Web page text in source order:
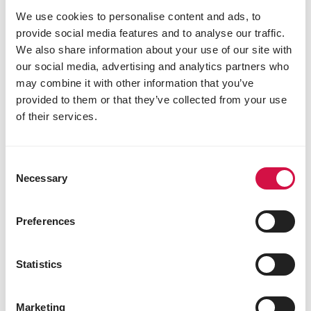
We use cookies to personalise content and ads, to
provide social media features and to analyse our traffic.
We also share information about your use of our site with
our social media, advertising and analytics partners who
may combine it with other information that you’ve
provided to them or that they’ve collected from your use
of their services.
Selection
Necessary
Preferences
Statistics
Marketing
haben oft höhere Schwanzfedern und manchmal
krähen die Hähne. Sie kriegen auch Zierbefiederung,
die Hennen nicht haben. Das Verhalten der Hähne
ist außerdem auch anders, als das der Hennen. Die
Hähnchen ringen um die Hackordnung in der Gruppe.